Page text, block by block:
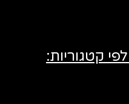
קטגוריות: